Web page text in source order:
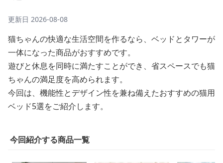
更新日 2026-08-08
猫ちゃんの快適な生活空間を作るなら、ベッドとタワーが
一体になった商品がおすすめです。
遊びと休息を同時に満たすことができ、省スペースでも猫
ちゃんの満足度を高められます。
今回は、機能性とデザイン性を兼ね備えたおすすめの猫用
ベッド5選をご紹介します。
今回紹介する商品一覧